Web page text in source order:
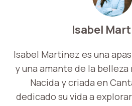
Isabel
Isabel Martínez es una
y una amante de la belleza
Nacida y criada en
dedicado su vida a